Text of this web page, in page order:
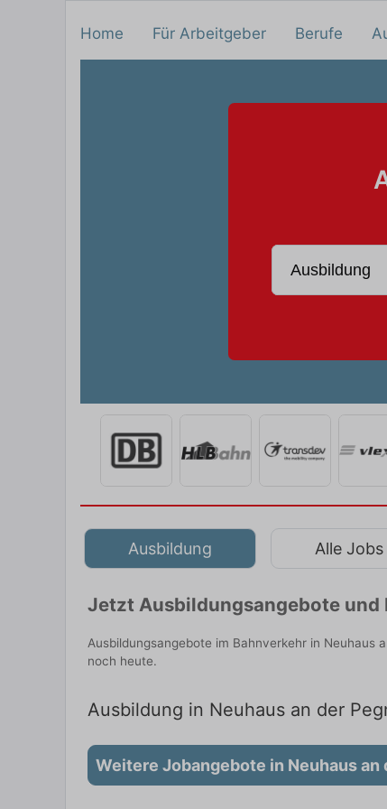
Home Für Arbeitgeber Berufe
Ausbildung Alle Jobs
Jetzt Ausbildungsangebote und
Ausbildungsangebote im Bahnverkehr in Neuhaus
noch heute.
Ausbildung in Neuhaus an der
Weitere Jobangebote in Neuhaus an